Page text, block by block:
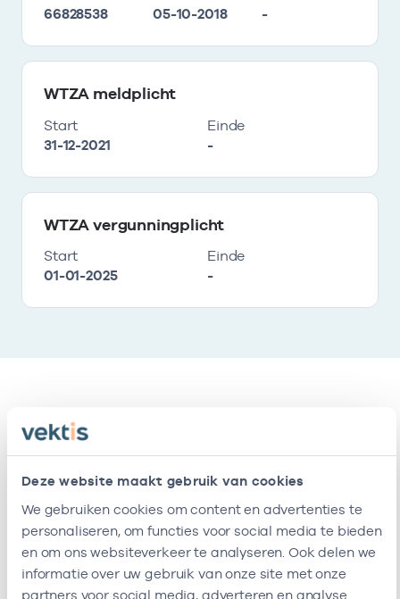
Deze website maakt gebruik van cookies
We gebruiken cookies om content en advertenties te
personaliseren, om functies voor social media te bieden
en om ons websiteverkeer te analyseren. Ook delen we
informatie over uw gebruik van onze site met onze
partners voor social media, adverteren en analyse.
66828538
05-10-2018
-
WTZA meldplicht
Start
31-12-2021
Einde
-
WTZA vergunningplicht
Start
01-01-2025
Einde
-
Vestigingen
Deze onderneming heeft de volgende
Naam Adres AGB-code